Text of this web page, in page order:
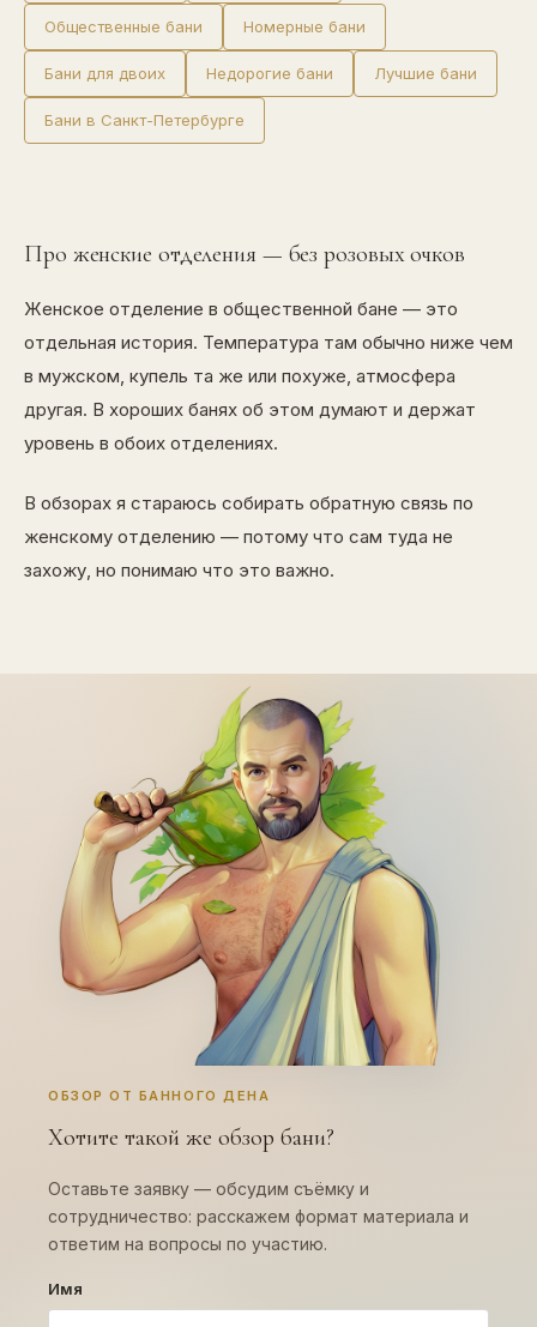
Общественные бани Номерные бани
Бани для двоих Недорогие бани Лучшие бани
Бани в Санкт-Петербурге
Про женские отделения — без розовых очков
Женское отделение в общественной бане — это
отдельная история. Температура там обычно ниже чем
в мужском, купель та же или похуже, атмосфера
другая. В хороших банях об этом думают и держат
уровень в обоих отделениях.
В обзорах я стараюсь собирать обратную связь по
женскому отделению — потому что сам туда не
захожу, но понимаю что это важно.
ОБЗОР ОТ БАННОГО ДЕНА
Хотите такой же обзор бани?
Оставьте заявку — обсудим съёмку и
сотрудничество: расскажем формат материала и
ответим на вопросы по участию.
Имя